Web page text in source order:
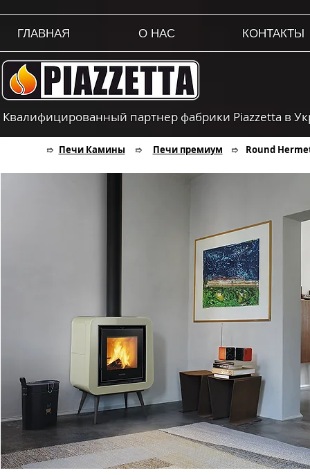
ГЛАВНАЯ О НАС КОНТАКТЫ
Квалифицированный партнер фабрики Piazzetta в
Печи Камины Печи премиум Round
➱
➱ ➱